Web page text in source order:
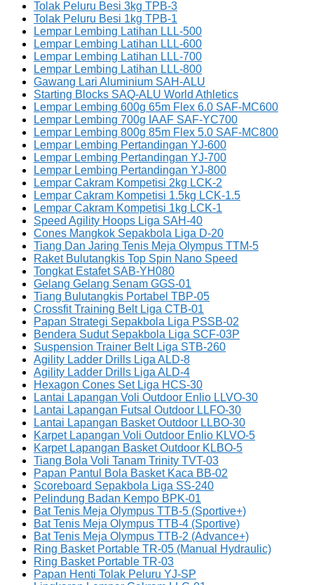
Tolak Peluru Besi 3kg TPB-3
Tolak Peluru Besi 1kg TPB-1
Lempar Lembing Latihan LLL-500
Lempar Lembing Latihan LLL-600
Lempar Lembing Latihan LLL-700
Lempar Lembing Latihan LLL-800
Gawang Lari Aluminium SAH-ALU
Starting Blocks SAQ-ALU World Athletics
Lempar Lembing 600g 65m Flex 6.0 SAF-MC600
Lempar Lembing 700g IAAF SAF-YC700
Lempar Lembing 800g 85m Flex 5.0 SAF-MC800
Lempar Lembing Pertandingan YJ-600
Lempar Lembing Pertandingan YJ-700
Lempar Lembing Pertandingan YJ-800
Lempar Cakram Kompetisi 2kg LCK-2
Lempar Cakram Kompetisi 1.5kg LCK-1.5
Lempar Cakram Kompetisi 1kg LCK-1
Speed Agility Hoops Liga SAH-40
Cones Mangkok Sepakbola Liga D-20
Tiang Dan Jaring Tenis Meja Olympus TTM-5
Raket Bulutangkis Top Spin Nano Speed
Tongkat Estafet SAB-YH080
Gelang Gelang Senam GGS-01
Tiang Bulutangkis Portabel TBP-05
Crossfit Training Belt Liga CTB-01
Papan Strategi Sepakbola Liga PSSB-02
Bendera Sudut Sepakbola Liga SCF-03P
Suspension Trainer Belt Liga STB-260
Agility Ladder Drills Liga ALD-8
Agility Ladder Drills Liga ALD-4
Hexagon Cones Set Liga HCS-30
Lantai Lapangan Voli Outdoor Enlio LLVO-30
Lantai Lapangan Futsal Outdoor LLFO-30
Lantai Lapangan Basket Outdoor LLBO-30
Karpet Lapangan Voli Outdoor Enlio KLVO-5
Karpet Lapangan Basket Outdoor KLBO-5
Tiang Bola Voli Tanam Trinity TVT-03
Papan Pantul Bola Basket Kaca BB-02
Scoreboard Sepakbola Liga SS-240
Pelindung Badan Kempo BPK-01
Bat Tenis Meja Olympus TTB-5 (Sportive+)
Bat Tenis Meja Olympus TTB-4 (Sportive)
Bat Tenis Meja Olympus TTB-2 (Advance+)
Ring Basket Portable TR-05 (Manual Hydraulic)
Ring Basket Portable TR-03
Papan Henti Tolak Peluru YJ-SP